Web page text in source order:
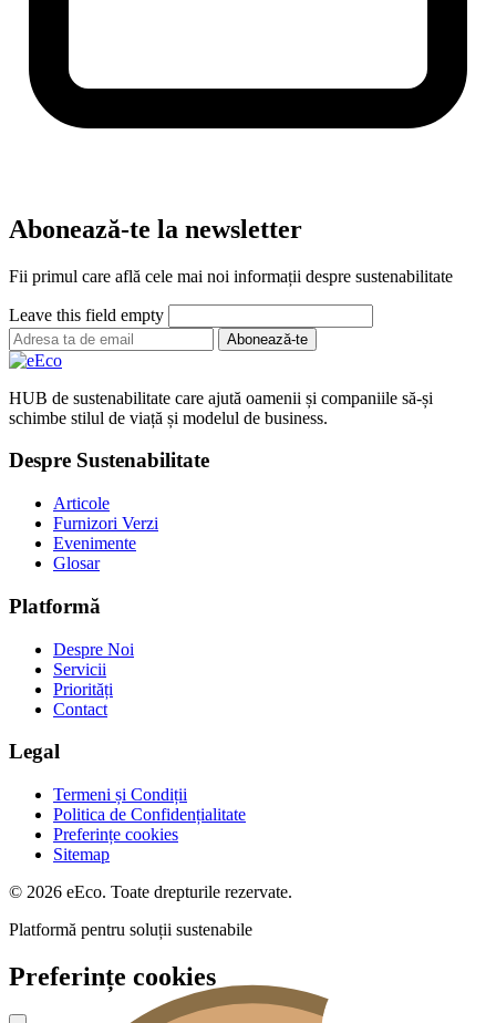
Abonează-te la newsletter
Fii primul care află cele mai noi informații despre sustenabilitate
Leave this field empty
Abonează-te
HUB de sustenabilitate care ajută oamenii și companiile să-și
schimbe stilul de viață și modelul de business.
Despre Sustenabilitate
Articole
Furnizori Verzi
Evenimente
Glosar
Platformă
Despre Noi
Servicii
Priorități
Contact
Legal
Termeni și Condiții
Politica de Confidențialitate
Preferințe cookies
Sitemap
© 2026 eEco. Toate drepturile rezervate.
Platformă pentru soluții sustenabile
Preferințe cookies